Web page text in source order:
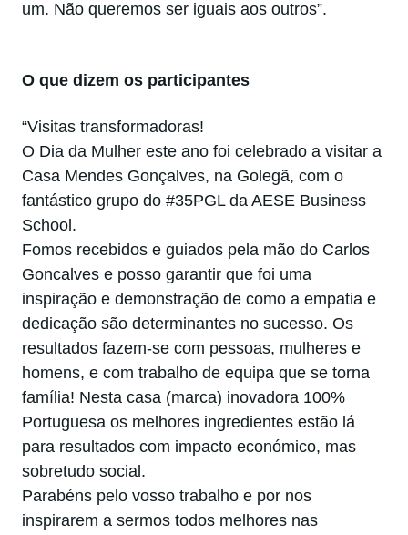
um. Não queremos ser iguais aos outros”.
O que dizem os participantes
“Visitas transformadoras!
O Dia da Mulher este ano foi celebrado a visitar a
Casa Mendes Gonçalves, na Golegã, com o
fantástico grupo do #35PGL da AESE Business
School.
Fomos recebidos e guiados pela mão do Carlos
Goncalves e posso garantir que foi uma
inspiração e demonstração de como a empatia e
dedicação são determinantes no sucesso. Os
resultados fazem-se com pessoas, mulheres e
homens, e com trabalho de equipa que se torna
família! Nesta casa (marca) inovadora 100%
Portuguesa os melhores ingredientes estão lá
para resultados com impacto económico, mas
sobretudo social.
Parabéns pelo vosso trabalho e por nos
inspirarem a sermos todos melhores nas